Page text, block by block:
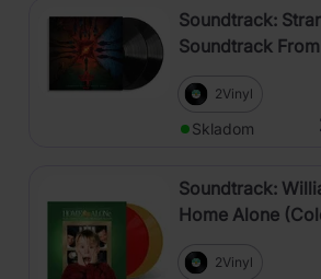
Soundtrack:
Soundtrack
2Vinyl
Skladom
Soundtrack:
Home Alone
2Vinyl